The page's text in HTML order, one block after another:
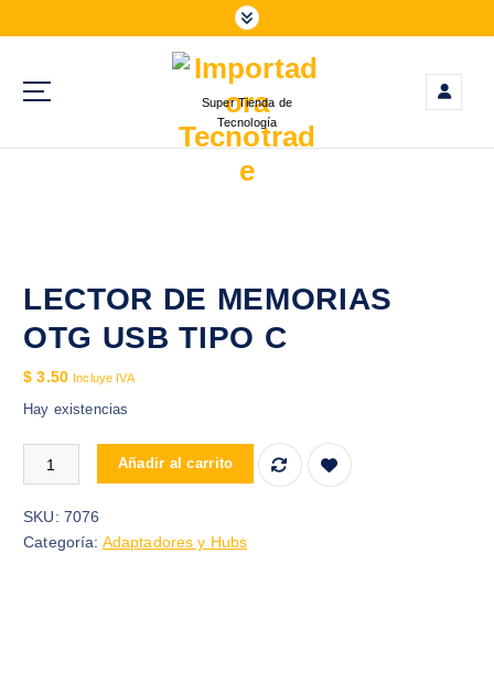
a
Super Tienda de
Tecnología
LECTOR DE MEMORIAS
OTG USB TIPO C
$ 3.50 Incluye IVA
Hay existencias
LECTOR DE MEMORIAS OTG USB TIPO C cantidad
Añadir al carrito
SKU: 7076
Categoría: Adaptadores y Hubs